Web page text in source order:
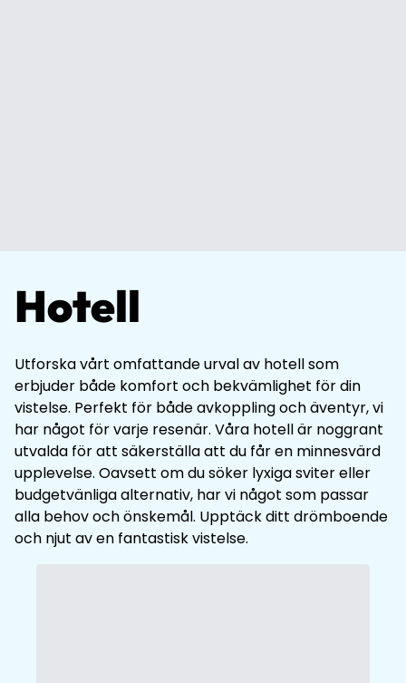
Hotell
Utforska vårt omfattande urval av hotell som
erbjuder både komfort och bekvämlighet för din
vistelse. Perfekt för både avkoppling och äventyr, vi
har något för varje resenär. Våra hotell är noggrant
utvalda för att säkerställa att du får en minnesvärd
upplevelse. Oavsett om du söker lyxiga sviter eller
budgetvänliga alternativ, har vi något som passar
alla behov och önskemål. Upptäck ditt drömboende
och njut av en fantastisk vistelse.